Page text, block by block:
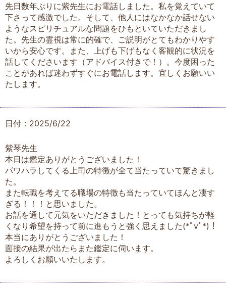
先日数年ぶりに紫先生にお電話しました。私を覚えていて
下さって感激でした。そして、他人にはなかなか話せない
ようなスピリチュアルな問題をひもといていただきまし
た。先生の霊視は常に的確で、ご説明がとてもわかりやす
いから安心です。また、上げも下げもなく客観的に状況を
話してくださいます（アドバイス付きで！）。今度困った
ことがあれば迷わずすぐにお電話します。宜しくお願いい
たします。
日付：2025/6/22
紫琴先生
本日は鑑定ありがとうございました！
パワハラしてくる上司の特徴が全て当たっていて驚きまし
た。
また転職を考えてる職場の特徴も当たっていてほんと凄す
ぎる！！！と思いました。
お話を通して元気をいただきました！とっても気持ちが軽
くなり希望を持って前に進もうと強く思えました(*ﾟvﾟ*)！
本当にありがとうございました！
面接の結果が出たらまた鑑定に伺います。
よろしくお願いいたします。